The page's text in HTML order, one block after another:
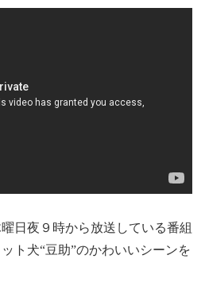
日夜９時から放送している番組
ト犬“豆助”のかわいいシーンを